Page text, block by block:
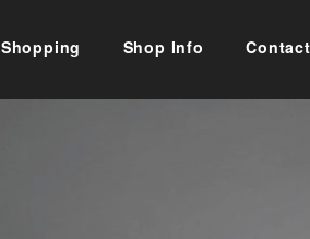
Shopping Shop Info Contact